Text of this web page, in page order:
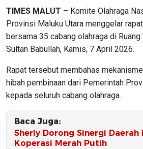
TIMES MALUT – Komite Olahraga
Provinsi Maluku Utara menggelar
bersama 35 cabang olahraga di
Sultan Babullah, Kamis, 7 April 2026.
Rapat tersebut membahas
hibah pembinaan dari Pemerintah
kepada seluruh cabang olahraga.
Baca Juga:
Sherly Dorong Sinergi Daerah
Koperasi Merah Putih